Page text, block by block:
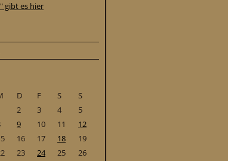
gibt es hier
D F S
S
2 3 4
5
9 10 11
12
16 17 18
19
23 24 25
26